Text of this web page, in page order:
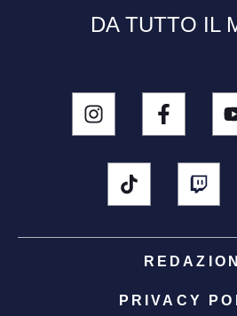
DA TUTTO IL
PRIVACY